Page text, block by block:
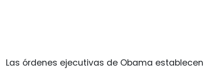
Las órdenes ejecutivas de Obama establecen